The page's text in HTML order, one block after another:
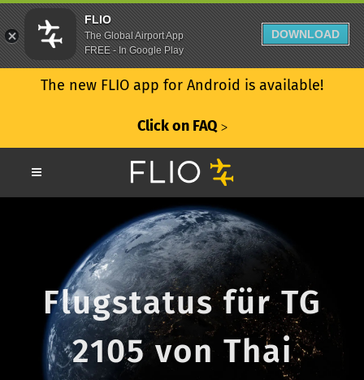
The new FLIO app for Android is available!
Click on FAQ ᐳ
Flugstatus für TG
2105 von Thai
FLIO
The Global Airport App
FREE - In Google Play
DOWNLOAD